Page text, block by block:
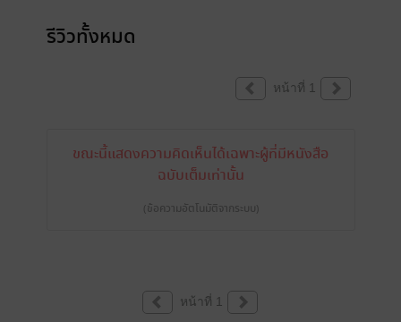
รีวิวทั้งหมด
หน้าที่ 1
ขณะนี้แสดงความคิดเห็นได้เฉพาะผู้ที่มีหนังสือ
ฉบับเต็มเท่านั้น
(ข้อความอัตโนมัติจากระบบ)
หน้าที่ 1